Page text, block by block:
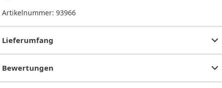
Artikelnummer: 93966
Lieferumfang
Bewertungen